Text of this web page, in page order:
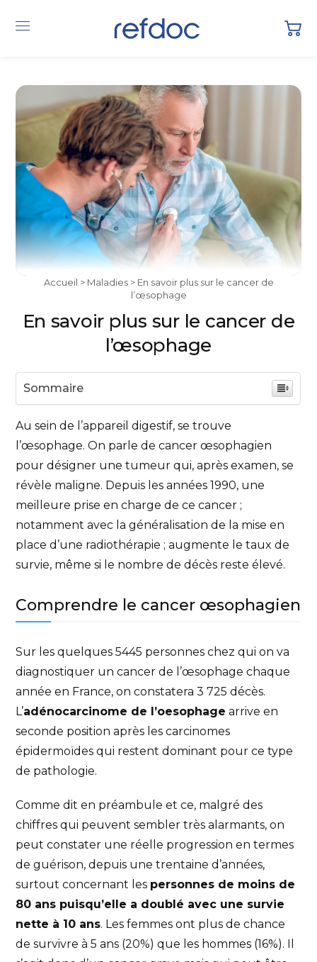
Accueil > Maladies> En savoir plus sur le cancer de
l’œsophage
En savoir plus sur le cancer de
l’œsophage
Sommaire
Au sein de l’appareil digestif, se trouve
l’œsophage. On parle de cancer œsophagien
pour désigner une tumeur qui, après examen, se
révèle maligne. Depuis les années 1990, une
meilleure prise en charge de ce cancer ;
notamment avec la généralisation de la mise en
place d’une radiothérapie ; augmente le taux de
survie, même si le nombre de décès reste élevé.
Comprendre le cancer œsophagien
Sur les quelques 5445 personnes chez qui on va
diagnostiquer un cancer de l’œsophage chaque
année en France, on constatera 3 725 décès.
L’adénocarcinome de l’oesophage arrive en
seconde position après les carcinomes
épidermoïdes qui restent dominant pour ce type
de pathologie.
Comme dit en préambule et ce, malgré des
chiffres qui peuvent sembler très alarmants, on
peut constater une réelle progression en termes
de guérison, depuis une trentaine d’années,
surtout concernant les personnes de moins de
80 ans puisqu’elle a doublé avec une survie
nette à 10 ans. Les femmes ont plus de chance
de survivre à 5 ans (20%) que les hommes (16%). Il